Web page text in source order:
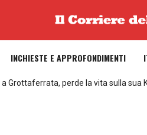
INCHIESTE E APPROFONDIMENTI
Grottaferrata, perde la vita sulla sua